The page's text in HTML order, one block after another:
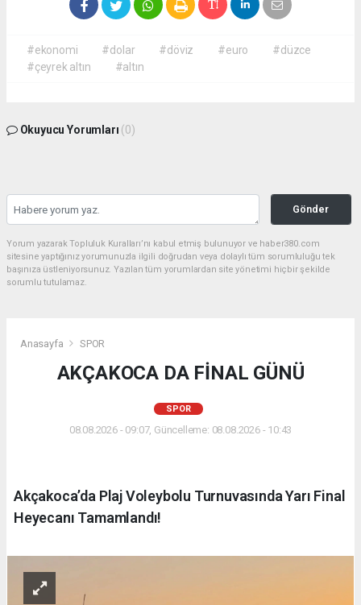
#ekonomi #dolar #döviz #euro
#düzce
#çeyrek altın
#altın
Okuyucu Yorumları (0)
Gönder
Yorum yazarak Topluluk Kuralları’nı kabul etmiş bulunuyor ve haber380.com
sitesine yaptığınız yorumunuzla ilgili doğrudan veya dolaylı tüm sorumluluğu tek
başınıza üstleniyorsunuz. Yazılan tüm yorumlardan site yönetimi hiçbir şekilde
sorumlu tutulamaz.
Anasayfa SPOR
AKÇAKOCA DA FİNAL GÜNÜ
SPOR
08.08.2026 - 09:07, Güncelleme: 08.08.2026 - 10:43
Akçakoca’da Plaj Voleybolu Turnuvasında Yarı Final
Heyecanı Tamamlandı!